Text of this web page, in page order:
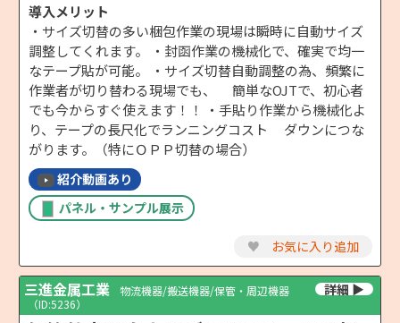
導入メリット
・サイズ切替の多い梱包作業の現場は瞬時に自動サイズ
調整してくれます。 ・封函作業の機械化で、確実で均一
なテープ貼が可能。 ・サイズ切替自動調整の為、頻繁に
作業者が切り替わる現場でも、 簡単なOJTで、初心者
でも今からすぐ使えます！！ ・手貼り作業から機械化よ
り、テープの長尺化でランニングコスト ダウンにつな
がります。（特にＯＰＰ切替の場合）
紹介動画あり
パネル・サンプル展示
♥ お気に入り追加
三進金属工業
物流機器/搬送機器/保管・周辺機器
（ID:5236）